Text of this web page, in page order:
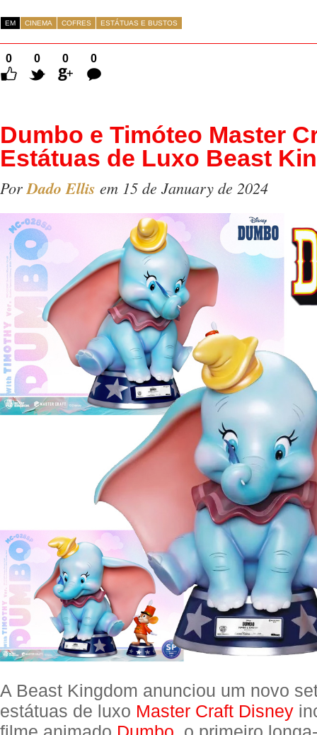
EM CINEMA COFRES ESTÁTUAS E BUSTOS
0 0 0
0
Comentários
Dumbo e Timóteo Master
Estátuas de Luxo Beast
PorDado Ellis em 15 de January de 2024
A Beast Kingdom anunciou um novo
estátuas de luxo Master Craft Disney